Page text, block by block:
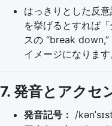
はっきりとした反
を挙げるとすれば
スの “break
イメージになります
7. 発音とアクセ
発音記号： /